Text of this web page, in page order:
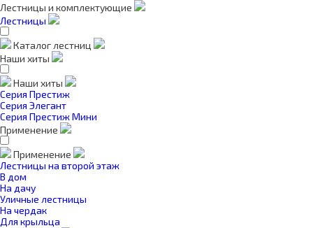
Лестницы и комплектующие
Лестницы
Каталог лестниц
Наши хиты
Наши хиты
Серия Престиж
Серия Элегант
Серия Престиж Мини
Применение
Применение
Лестницы на второй этаж
В дом
На дачу
Уличные лестницы
На чердак
Для крыльца